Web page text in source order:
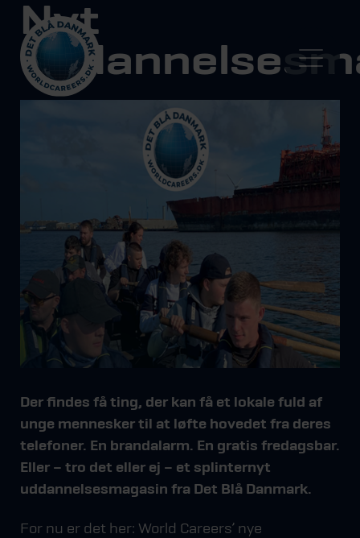
Nyt
Der findes få ting, der kan få et lokale fuld af
unge mennesker til at løfte hovedet fra deres
telefoner. En brandalarm. En gratis fredagsbar.
Eller – tro det eller ej – et splinternyt
uddannelsesmagasin fra Det Blå Danmark.
For nu er det her: World Careers’ nye